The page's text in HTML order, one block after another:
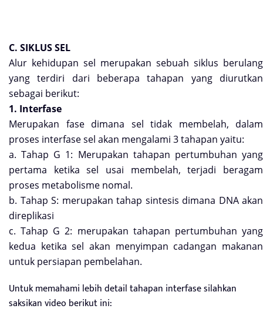
C. SIKLUS SEL
Alur kehidupan sel merupakan sebuah siklus berulang
yang terdiri dari beberapa tahapan yang diurutkan
sebagai berikut:
1. Interfase
Merupakan fase dimana sel tidak membelah, dalam
proses interfase sel akan mengalami 3 tahapan yaitu:
a. Tahap G 1: Merupakan tahapan pertumbuhan yang
pertama ketika sel usai membelah, terjadi beragam
proses metabolisme nomal.
b. Tahap S: merupakan tahap sintesis dimana DNA akan
direplikasi
c. Tahap G 2: merupakan tahapan pertumbuhan yang
kedua ketika sel akan menyimpan cadangan makanan
untuk persiapan pembelahan.
Untuk memahami lebih detail tahapan interfase silahkan
saksikan video berikut ini: